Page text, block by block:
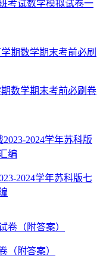
考试数学模拟试卷一
数学期末考前必刷卷
2024学年苏科版七
（附答案）